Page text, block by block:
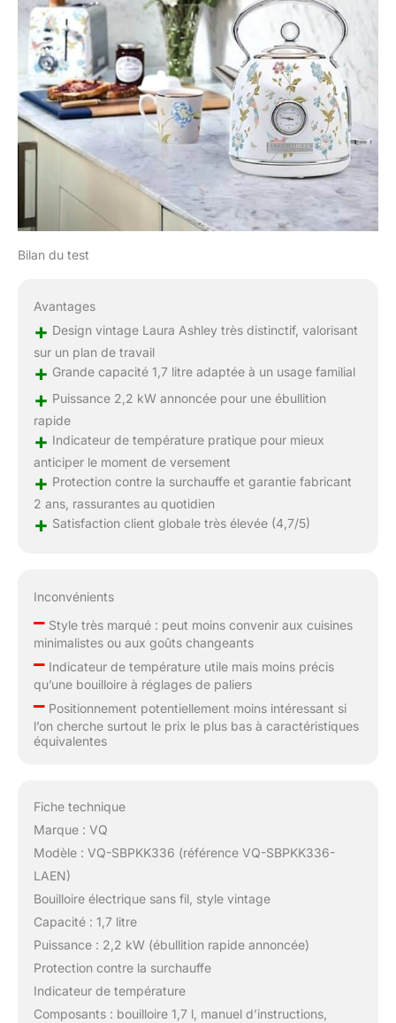
Bilan du test
Avantages
+ Design vintage Laura Ashley très distinctif, valorisant
sur un plan de travail
+ Grande capacité 1,7 litre adaptée à un usage familial
+ Puissance 2,2 kW annoncée pour une ébullition
rapide
+ Indicateur de température pratique pour mieux
anticiper le moment de versement
+ Protection contre la surchauffe et garantie fabricant
2 ans, rassurantes au quotidien
+ Satisfaction client globale très élevée (4,7/5)
Inconvénients
–Style très marqué : peut moins convenir aux cuisines
minimalistes ou aux goûts changeants
–Indicateur de température utile mais moins précis
qu’une bouilloire à réglages de paliers
–Positionnement potentiellement moins intéressant si
l’on cherche surtout le prix le plus bas à caractéristiques
équivalentes
Fiche technique
Marque : VQ
Modèle : VQ-SBPKK336 (référence VQ-SBPKK336-
LAEN)
Bouilloire électrique sans fil, style vintage
Capacité : 1,7 litre
Puissance : 2,2 kW (ébullition rapide annoncée)
Protection contre la surchauffe
Indicateur de température
Composants : bouilloire 1,7 l, manuel d’instructions,